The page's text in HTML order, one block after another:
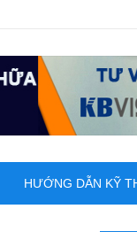
HƯỚNG DẪN KỸ